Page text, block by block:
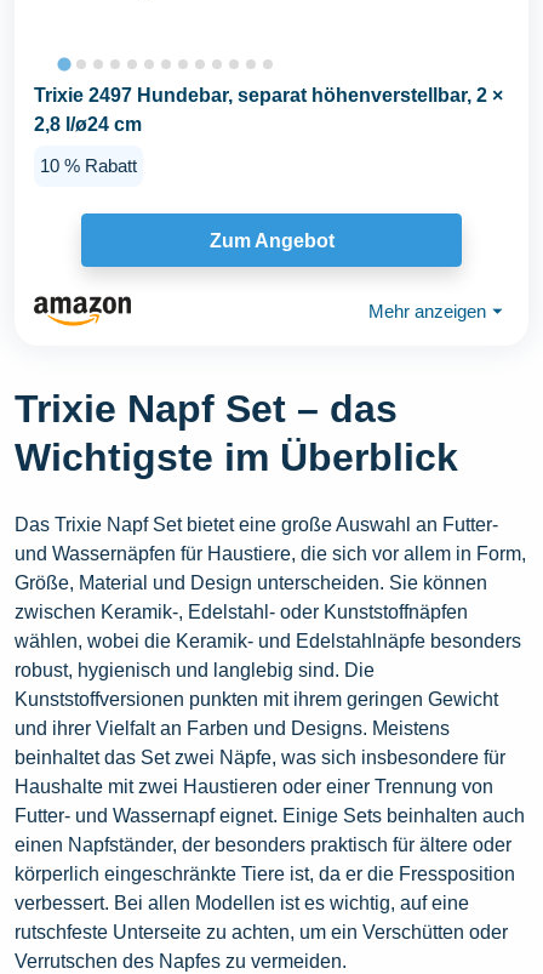
Trixie 2497 Hundebar, separat höhenverstellbar, 2 ×
2,8 l/ø24 cm
10 % Rabatt
Zum Angebot
Mehr anzeigen ⏷
Trixie Napf Set – das
Wichtigste im Überblick
Das Trixie Napf Set bietet eine große Auswahl an Futter-
und Wassernäpfen für Haustiere, die sich vor allem in Form,
Größe, Material und Design unterscheiden. Sie können
zwischen Keramik-, Edelstahl- oder Kunststoffnäpfen
wählen, wobei die Keramik- und Edelstahlnäpfe besonders
robust, hygienisch und langlebig sind. Die
Kunststoffversionen punkten mit ihrem geringen Gewicht
und ihrer Vielfalt an Farben und Designs. Meistens
beinhaltet das Set zwei Näpfe, was sich insbesondere für
Haushalte mit zwei Haustieren oder einer Trennung von
Futter- und Wassernapf eignet. Einige Sets beinhalten auch
einen Napfständer, der besonders praktisch für ältere oder
körperlich eingeschränkte Tiere ist, da er die Fressposition
verbessert. Bei allen Modellen ist es wichtig, auf eine
rutschfeste Unterseite zu achten, um ein Verschütten oder
Verrutschen des Napfes zu vermeiden.